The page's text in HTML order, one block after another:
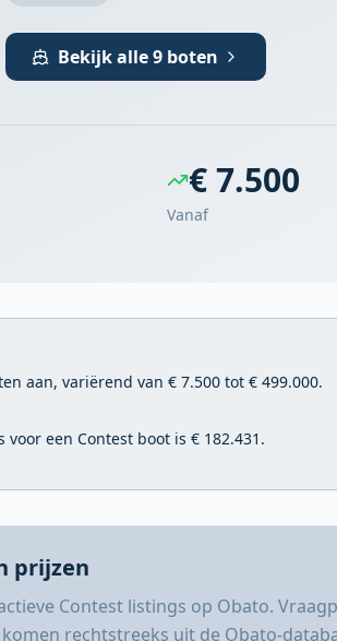
Bekijk alle 9 boten
€ 7.500
Vanaf
aan, variërend van € 7.500 tot € 499.000.
een Contest boot is € 182.431.
prijzen
Contest listings op Obato.
rechtstreeks uit de Obato-